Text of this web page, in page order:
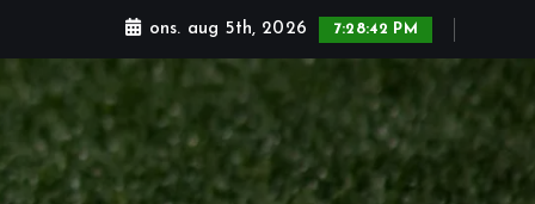
ons. aug 5th, 2026 7:28:44 PM